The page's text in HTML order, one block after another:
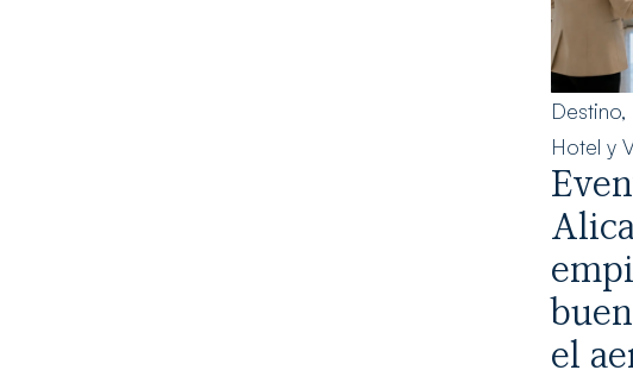
Destino,
Hotel y
el